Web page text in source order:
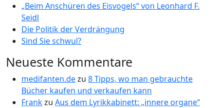
„Beim Anschüren des Eisvogels“ von Leonhard F.
Seidl
Die Politik der Verdrängung
Sind Sie schwul?
Neueste Kommentare
medifanten.dezu 8 Tipps, wo man gebrauchte
Bücher kaufen und verkaufen kann
Frankzu Aus dem Lyrikkabinett: „innere organe“